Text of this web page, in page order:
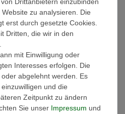
LED Profile
€ ab 4,50 € *
anzeigen
MwSt.zzgl.
zu analysieren. Die
erst durch gesetzte Cookies.
Dritten, die wir in den
mit Einwilligung oder
Interesses erfolgen. Die
abgelehnt werden. Es
und die
Zeitpunkt zu ändern
Sie unser Impressum und